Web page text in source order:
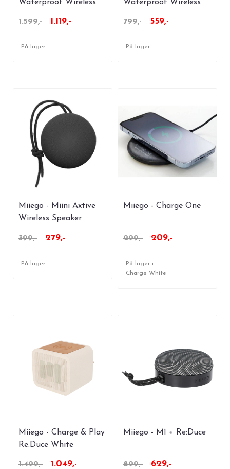
Waterproof Wireless
1.599,-
1.119,-
På lager
Waterproof Wireless
799,-
559,-
På lager
Miiego - Miini Axtive
Wireless Speaker
399,- 279,-
På lager
Miiego - Charge One
299,- 209,-
På lager i
Charge White
Miiego - Charge & Play
Re:Duce White
1.499,- 1.049,-
Miiego - M1 + Re:Duce
899,- 629,-